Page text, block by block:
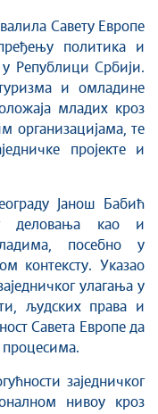
Савету Европе
политика и
Републици Србији.
и омладине
младих кроз
организацијама, те
пројекте и
Јанош Бабић
деловања као и
посебно у
контексту. Указао
улагања у
људских права и
Савета Европе да
процесима.
заједничког
нивоу кроз